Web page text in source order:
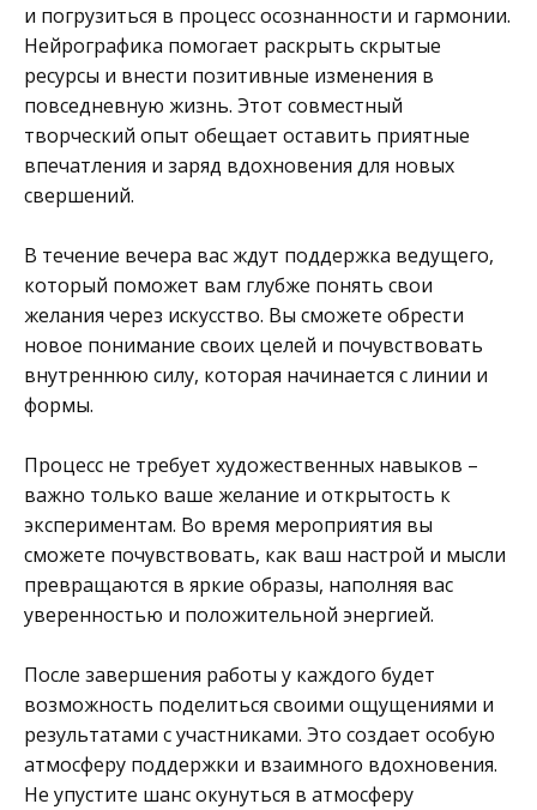
и погрузиться в процесс осознанности и гармонии.
Нейрографика помогает раскрыть скрытые
ресурсы и внести позитивные изменения в
повседневную жизнь. Этот совместный
творческий опыт обещает оставить приятные
впечатления и заряд вдохновения для новых
свершений.
В течение вечера вас ждут поддержка ведущего,
который поможет вам глубже понять свои
желания через искусство. Вы сможете обрести
новое понимание своих целей и почувствовать
внутреннюю силу, которая начинается с линии и
формы.
Процесс не требует художественных навыков –
важно только ваше желание и открытость к
экспериментам. Во время мероприятия вы
сможете почувствовать, как ваш настрой и мысли
превращаются в яркие образы, наполняя вас
уверенностью и положительной энергией.
После завершения работы у каждого будет
возможность поделиться своими ощущениями и
результатами с участниками. Это создает особую
атмосферу поддержки и взаимного вдохновения.
Не упустите шанс окунуться в атмосферу